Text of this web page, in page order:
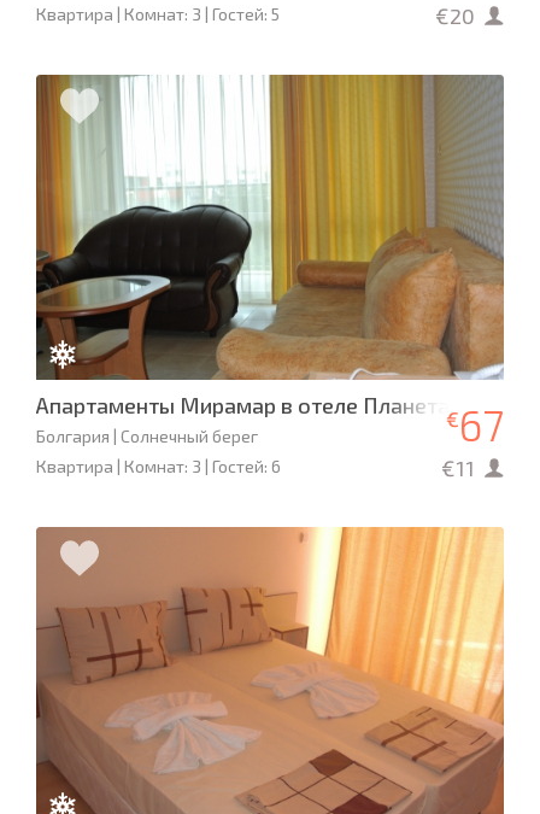
Квартира | Комнат: 3 | Гостей: 5
€20
Апартаменты Мирамар в отеле Планета
Болгария | Солнечный берег
Квартира | Комнат: 3 | Гостей: 6
€67
€11